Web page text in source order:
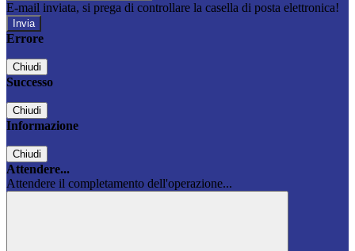
E-mail inviata, si prega di controllare la casella di posta elettronica!
Errore
Chiudi
Successo
Chiudi
Informazione
Chiudi
Attendere...
Attendere il completamento dell'operazione...